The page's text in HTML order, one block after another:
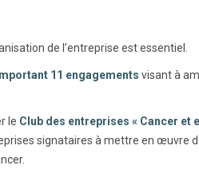
de l’entreprise est essentiel.
11 engagements visant à
le Club des entreprises « Cancer et
signataires à mettre en œuvre